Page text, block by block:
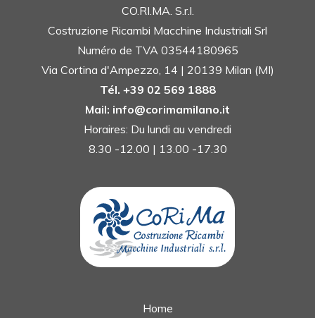
CO.RI.MA. S.r.l.
Costruzione Ricambi Macchine Industriali Srl
Numéro de TVA 03544180965
Via Cortina d'Ampezzo, 14 | 20139 Milan (MI)
Tél. +39 02 569 1888
Mail: info@corimamilano.it
Horaires: Du lundi au vendredi
8.30 -12.00 | 13.00 -17.30
Home